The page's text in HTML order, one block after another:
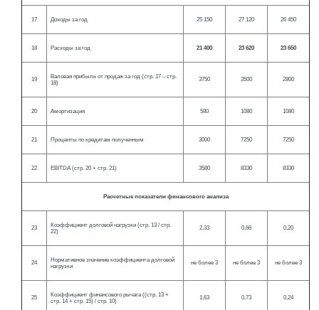
17 Доходы за год 25 150 27 120 26 450
18 Расходы за год 21 400 23 620 23 650
19
Валовая прибыль от продаж за год (стр. 17 – стр.
18)
3750 3500 2800
20 Амортизация 580 1080 1080
21 Проценты по кредитам полученным 3000 7250 7250
22 EBITDA (стр. 20 + стр. 21) 3580 8330 8330
Расчетные показатели финансового анализа
23
Коэффициент долговой нагрузки (стр. 13 / стр.
22)
2,33 0,66 0,20
24
Нормативное значение коэффициента долговой
нагрузки
не более 3 не более 3 не более 3
25
Коэффициент финансового рычага ((стр. 13 +
стр. 14 + стр. 15) / стр. 10)
1,63 0,73 0,24